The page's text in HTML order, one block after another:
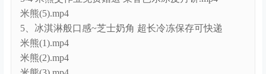
5、冰淇淋般口感~芝士奶角 超长冷冻保存可快递
米熊(1).mp4
米熊(2).mp4
米熊(3).mp4
米熊(4).mp4